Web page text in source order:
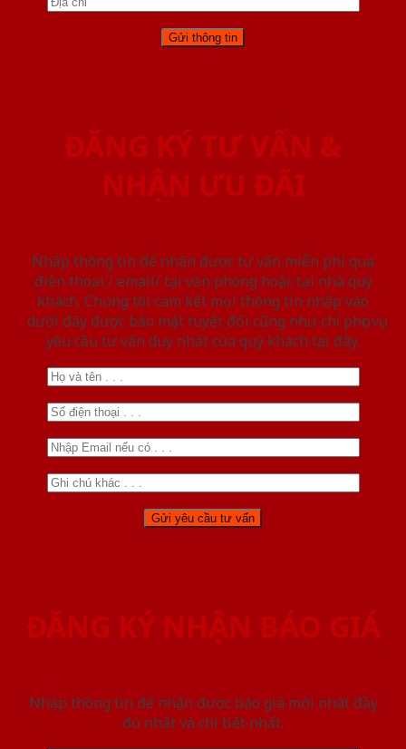
ĐĂNG KÝ TƯ VẤN &
NHẬN ƯU ĐÃI
Nhập thông tin để nhận được tư vấn miễn phí qua
điện thoại / email/ tại văn phòng hoặc tại nhà quý
khách. Chúng tôi cam kết mọi thông tin nhập vào
dưới đây được bảo mật tuyệt đối cũng như chỉ phục vụ
yêu cầu tư vấn duy nhất của quý khách tại đây.
ĐĂNG KÝ NHẬN BÁO GIÁ
Nhập thông tin để nhận được báo giá mới nhât đầy
đủ nhất và chi tiết nhất.